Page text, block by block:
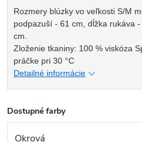
Rozmery blúzky vo veľkosti S/M
podpazuší - 61 cm, dĺžka rukáva
cm.
Zloženie tkaniny: 100 % viskóza
práčke pri 30 °C
Detailné informácie
Dostupné farby